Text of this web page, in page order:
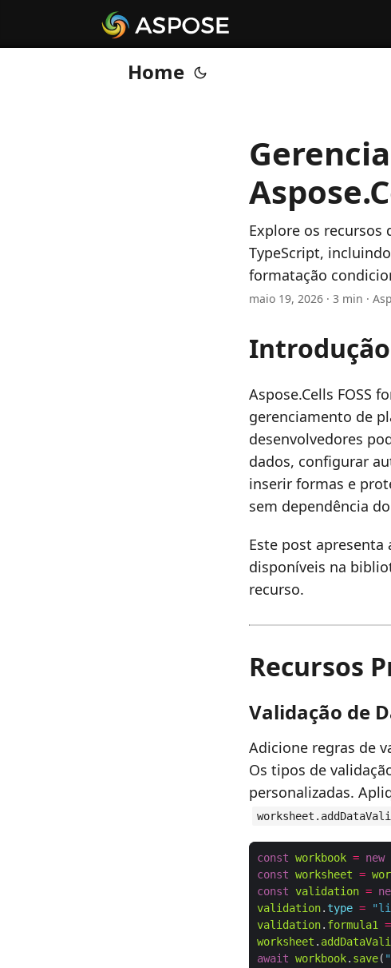
Home
Explore os recursos
TypeScript,
formatação
maio 19, 2026 · 3 min ·
Introdução
Aspose.Cells FOSS
gerenciamento de
desenvolvedores
dados, configurar
inserir formas e
sem dependência
Este post
disponíveis na
recurso.
Recursos
Validação de
Adicione regras de
Os tipos de
personalizadas.
const workbook = new
const worksheet =
const validation =
validation. type =
validation. formula1 =
worksheet .
await workbook. save(